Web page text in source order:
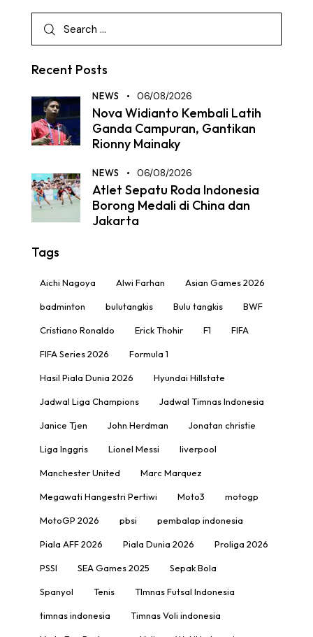
Recent Posts
NEWS 06/08/2026
Nova Widianto Kembali Latih
Ganda Campuran, Gantikan
Rionny Mainaky
NEWS 06/08/2026
Atlet Sepatu Roda Indonesia
Borong Medali di China dan
Jakarta
Tags
Aichi Nagoya Alwi Farhan Asian Games 2026
badminton bulutangkis Bulu tangkis BWF
Cristiano Ronaldo Erick Thohir F1 FIFA
FIFA Series 2026 Formula 1
Hasil Piala Dunia 2026 Hyundai Hillstate
Jadwal Liga Champions Jadwal Timnas Indonesia
Janice Tjen John Herdman Jonatan christie
Liga Inggris Lionel Messi liverpool
Manchester United Marc Marquez
Megawati Hangestri Pertiwi Moto3 motogp
MotoGP 2026 pbsi pembalap indonesia
Piala AFF 2026 Piala Dunia 2026 Proliga 2026
PSSI SEA Games 2025 Sepak Bola
Spanyol Tenis TImnas Futsal Indonesia
timnas indonesia Timnas Voli indonesia